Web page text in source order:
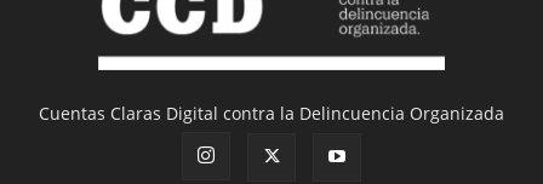
Cuentas Claras Digital contra la Delincuencia Organizada